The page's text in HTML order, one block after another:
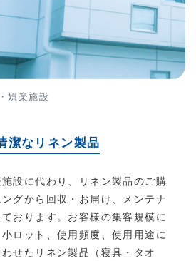
娯楽施設
潔なリネン製品
設に代わり、リネン製品のご購
グから回収・お届け、メンテナ
おります。お客様の集客規模に
ロット、使用頻度、使用用途に
せたリネン製品（寝具・タオ